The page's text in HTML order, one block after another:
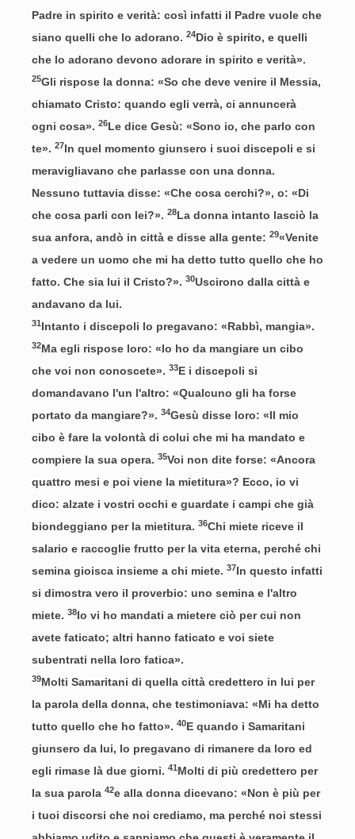
Padre in spirito e verità: così infatti il Padre vuole che
siano quelli che lo adorano. 24Dio è spirito, e quelli
che lo adorano devono adorare in spirito e verità».
25Gli rispose la donna: «So che deve venire il Messia,
chiamato Cristo: quando egli verrà, ci annuncerà
ogni cosa». 26Le dice Gesù: «Sono io, che parlo con
te». 27In quel momento giunsero i suoi discepoli e si
meravigliavano che parlasse con una donna.
Nessuno tuttavia disse: «Che cosa cerchi?», o: «Di
che cosa parli con lei?». 28La donna intanto lasciò la
sua anfora, andò in città e disse alla gente: 29«Venite
a vedere un uomo che mi ha detto tutto quello che ho
fatto. Che sia lui il Cristo?». 30Uscirono dalla città e
andavano da lui.
31Intanto i discepoli lo pregavano: «Rabbì, mangia».
32Ma egli rispose loro: «Io ho da mangiare un cibo
che voi non conoscete». 33E i discepoli si
domandavano l'un l'altro: «Qualcuno gli ha forse
portato da mangiare?». 34Gesù disse loro: «Il mio
cibo è fare la volontà di colui che mi ha mandato e
compiere la sua opera. 35Voi non dite forse: «Ancora
quattro mesi e poi viene la mietitura»? Ecco, io vi
dico: alzate i vostri occhi e guardate i campi che già
biondeggiano per la mietitura. 36Chi miete riceve il
salario e raccoglie frutto per la vita eterna, perché chi
semina gioisca insieme a chi miete. 37In questo infatti
si dimostra vero il proverbio: uno semina e l'altro
miete. 38Io vi ho mandati a mietere ciò per cui non
avete faticato; altri hanno faticato e voi siete
subentrati nella loro fatica».
39Molti Samaritani di quella città credettero in lui per
la parola della donna, che testimoniava: «Mi ha detto
tutto quello che ho fatto». 40E quando i Samaritani
giunsero da lui, lo pregavano di rimanere da loro ed
egli rimase là due giorni. 41Molti di più credettero per
la sua parola 42e alla donna dicevano: «Non è più per
i tuoi discorsi che noi crediamo, ma perché noi stessi